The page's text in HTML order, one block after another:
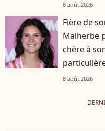
8 août 2026
Fière de
Malherbe
chère à
8 août 2026